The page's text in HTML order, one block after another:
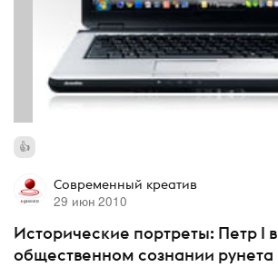
Современный креатив
29 июн 2010
Исторические портреты: Петр I в
общественном сознании рунета